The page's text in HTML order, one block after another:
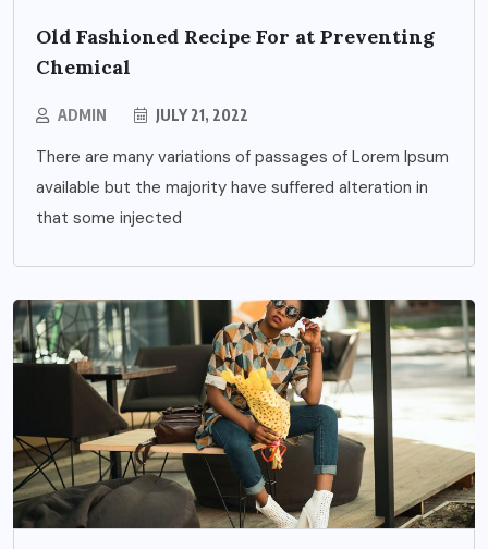
Old Fashioned Recipe For at Preventing
Chemical
ADMIN JULY 21, 2022
There are many variations of passages of Lorem Ipsum
available but the majority have suffered alteration in
that some injected